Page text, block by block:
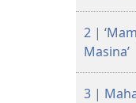
2 |
Masina’
3 |